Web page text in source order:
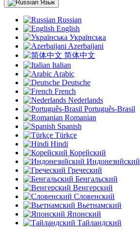
Язык
Russian
English
Українська
Azerbaijani
简体中文
Italian
Arabic
Deutsche
French
Nederlands
Português-Brasil
Romanian
Spanish
Türkçe
Hindi
Корейский
Индонезийский
Греческий
Бенгальский
Венгерский
Словенский
Вьетнамский
Японский
Тайландский